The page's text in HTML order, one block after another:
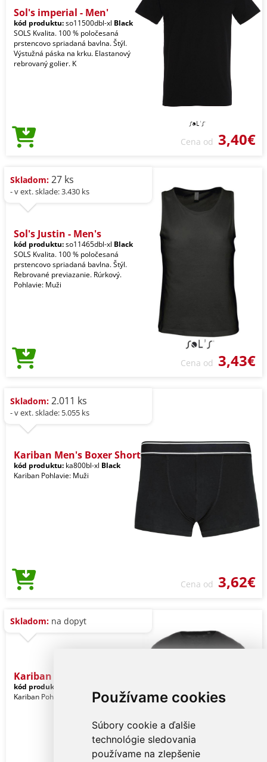
Používame cookies
Súbory cookie a ďalšie
technológie sledovania
používame na zlepšenie
Sol's imperial - Men'
kód produktu:so11500dbl-xl Black
SOLS Kvalita. 100 % poločesaná
prstencovo spriadaná bavlna. Štýl.
Výstužná páska na krku. Elastanový
rebrovaný golier. K
Cena od 3,40€
Skladom: 27 ks
- v ext. sklade: 3.430 ks
Sol's Justin - Men's
kód produktu:so11465dbl-xl Black
SOLS Kvalita. 100 % poločesaná
prstencovo spriadaná bavlna. Štýl.
Rebrované previazanie. Rúrkový.
Pohlavie: Muži
Cena od 3,43€
Skladom: 2.011 ks
- v ext. sklade: 5.055 ks
Kariban Men's Boxer Short
kód produktu: ka800bl-xl Black
Kariban Pohlavie: Muži
Cena od 3,62€
Skladom: na dopyt
Kariban Men's Short-sleev
kód produktu:
Kariban Pohlavie: Muži